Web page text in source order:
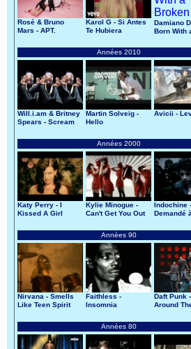
Rosé & Bruno
Mars - APT.
Karol G - Si Antes
Te Hubiera
Damiano
Born With
Années 2010
Will.i.am & Britney
Spears - Scream
Martin Solveig -
Hello
Avicii -
Années 2000
Katy Perry - I
Kissed A Girl
Kylie Minogue -
Can't Get You Out
Indochine
Demandé
Années 90
Nirvana - Smells
Like Teen Spirit
Faithless -
Insomnia
Daft Punk -
Around
Années 80